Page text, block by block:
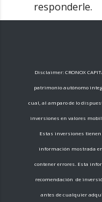
responderle.
Disclaimer: CRONOX
patrimonio autónomo
cual, al amparo de lo
inversiones en valores
Estas inversiones
información mostrada
contener errores. Esta
recomendación de
antes de cualquier